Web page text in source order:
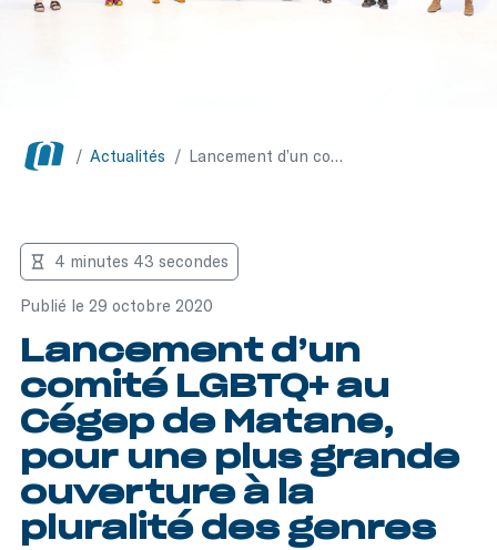
/ Actualités / Lancement d’un comité LGBTQ+ au Cégep de Matane, pour une plus grande ouverture à la pluralité des genres
Publié le 29 octobre 2020
4 minutes 43 secondes
Lancement d’un
comité LGBTQ+ au
Cégep de Matane,
pour une plus grande
ouverture à la
pluralité des genres